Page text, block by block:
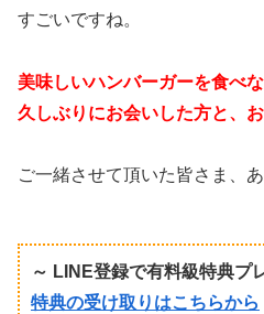
すごいですね。
美味しいハンバーガーを食べ
久しぶりにお会いした方と、
ご一緒させて頂いた皆さま、
～ LINE登録で有料級特典プ
特典の受け取りはこちらから